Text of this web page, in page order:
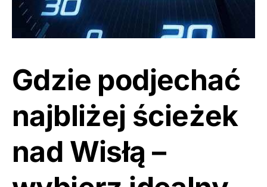
Gdzie podjechać
najbliżej ścieżek
nad Wisłą –